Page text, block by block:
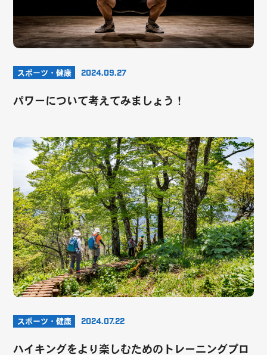
スポーツ・健康 2024.09.27
パワーについて考えてみましょう！
スポーツ・健康 2024.07.22
ハイキングをより楽しむためのトレーニングプロ